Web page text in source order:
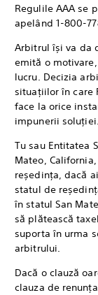
Regulile AAA se
apelând 1-800-
Arbitrul își va da
emită o
lucru. Decizia
situațiilor în care
face la orice
impunerii soluției.
Tu sau Entitatea
Mateo,
reședința, dacă
statul de
în statul San
să plătească
suporta în urma
arbitrului.
Dacă o clauză
clauza de